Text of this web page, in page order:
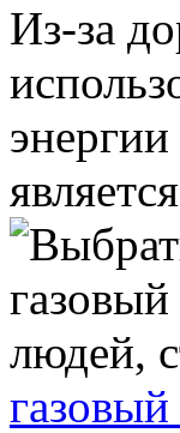
Из-за